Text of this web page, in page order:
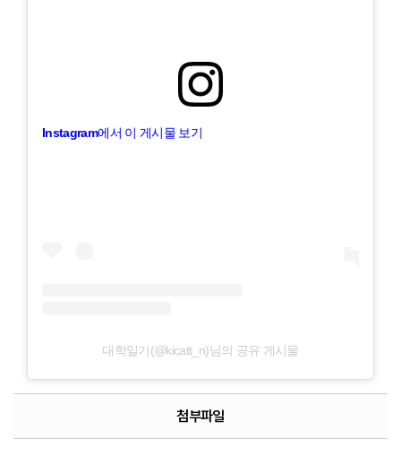
Instagram에서 이 게시물 보기
대학일기(@kicatt_n)님의 공유 게시물
첨부파일